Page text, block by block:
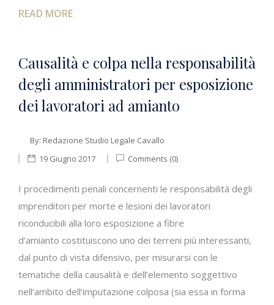
READ MORE
Causalità e colpa nella responsabilità
degli amministratori per esposizione
dei lavoratori ad amianto
By: Redazione Studio Legale Cavallo
19 Giugno 2017
Comments (0)
I procedimenti penali concernenti le responsabilità degli
imprenditori per morte e lesioni dei lavoratori
riconducibili alla loro esposizione a fibre
d’amianto costituiscono uno dei terreni più interessanti,
dal punto di vista difensivo, per misurarsi con le
tematiche della causalità e dell’elemento soggettivo
nell’ambito dell’imputazione colposa (sia essa in forma